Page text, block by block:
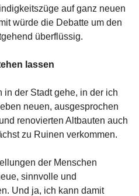
auf ganz neuen
würde die Debatte um den
überflüssig.
lassen
der Stadt gehe, in der ich
neuen, ausgesprochen
renovierten Altbauten auch
zu Ruinen verkommen.
der Menschen
sinnvolle und
Und ja, ich kann damit